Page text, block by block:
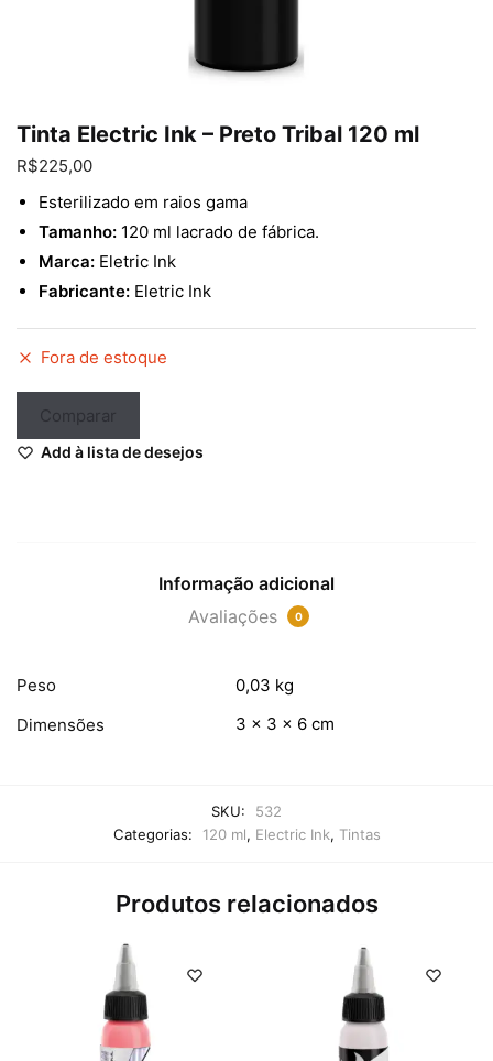
Tinta Electric Ink – Preto Tribal 120 ml
R$225,00
Esterilizado em raios gama
Tamanho: 120 ml lacrado de fábrica.
Marca: Eletric Ink
Fabricante: Eletric Ink
Fora de estoque
Comparar
Add à lista de desejos
Informação adicional
Avaliações
0
Peso
0,03 kg
Dimensões
3 × 3 × 6 cm
SKU:
532
Categorias:
120 ml, Electric Ink, Tintas
Produtos relacionados